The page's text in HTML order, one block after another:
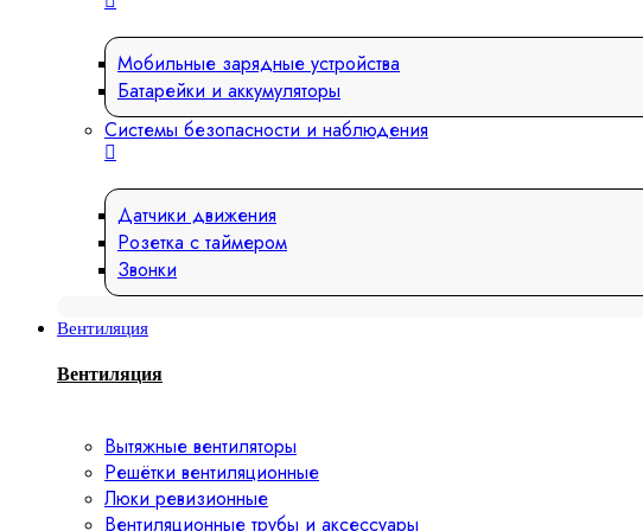
Мобильные зарядные устройства
Батарейки и аккумуляторы
Системы безопасности и наблюдения
Датчики движения
Розетка с таймером
Звонки
Вентиляция
Вентиляция
Вытяжные вентиляторы
Решётки вентиляционные
Люки ревизионные
Вентиляционные трубы и аксессуары